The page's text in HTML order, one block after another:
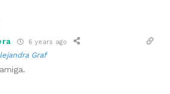
6 years ago
Graf